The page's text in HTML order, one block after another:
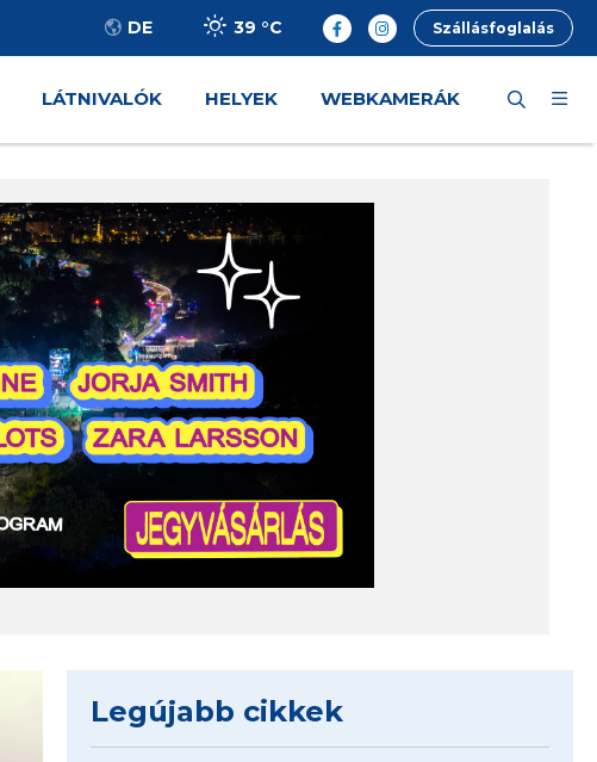
DE 39 °C Szállásfoglalás
LÁTNIVALÓK HELYEK WEBKAMERÁK
Legújabb cikkek